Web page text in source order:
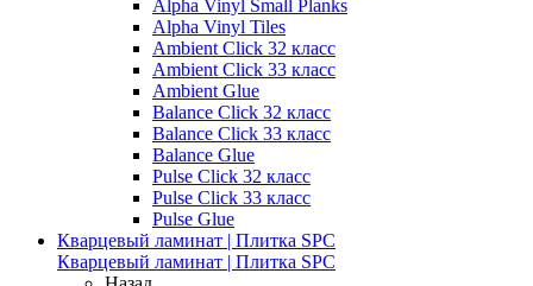
Alpha Vinyl Small Planks
Alpha Vinyl Tiles
Ambient Click 32 класс
Ambient Click 33 класс
Ambient Glue
Balance Click 32 класс
Balance Click 33 класс
Balance Glue
Pulse Click 32 класс
Pulse Click 33 класс
Pulse Glue
Кварцевый ламинат | Плитка SPC
Кварцевый ламинат | Плитка SPC